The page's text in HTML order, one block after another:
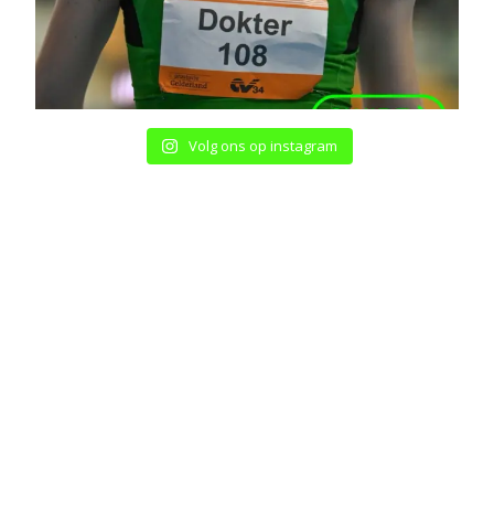
Volg ons op instagram